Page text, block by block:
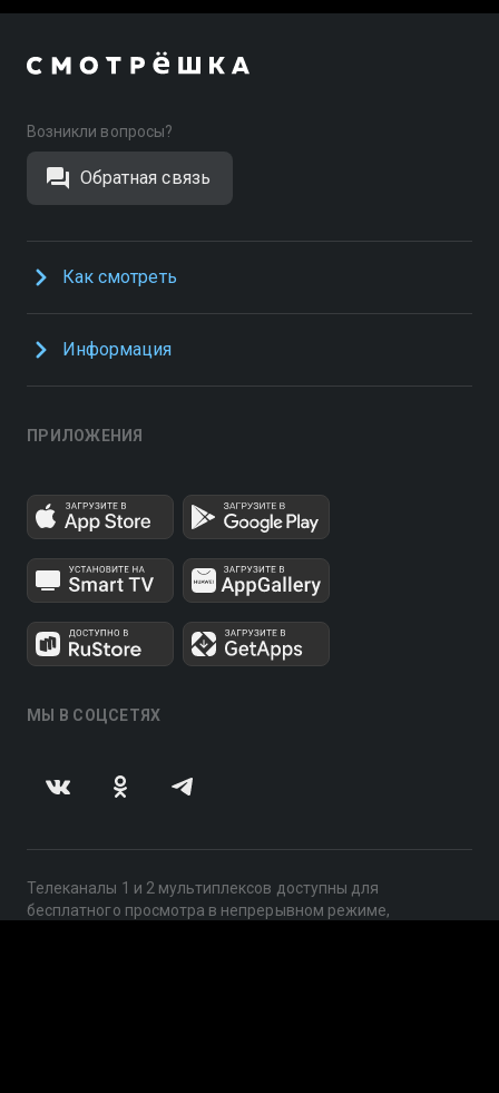
Возникли вопросы?
Обратная связь
Как смотреть
Информация
ПРИЛОЖЕНИЯ
МЫ В СОЦСЕТЯХ
Телеканалы 1 и 2 мультиплексов доступны для
бесплатного просмотра в непрерывном режиме,